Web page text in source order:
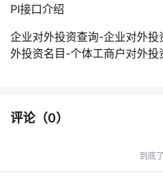
PI接口介绍
企业对外投资查询-企业对外
外投资名目-个体工商户对外投
评论（0）
到底